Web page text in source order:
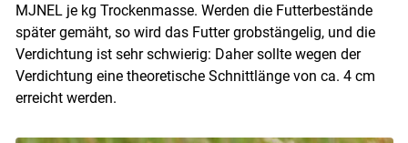
MJNEL je kg Trockenmasse. Werden die Futterbestände
später gemäht, so wird das Futter grobstängelig, und die
Verdichtung ist sehr schwierig: Daher sollte wegen der
Verdichtung eine theoretische Schnittlänge von ca. 4 cm
erreicht werden.